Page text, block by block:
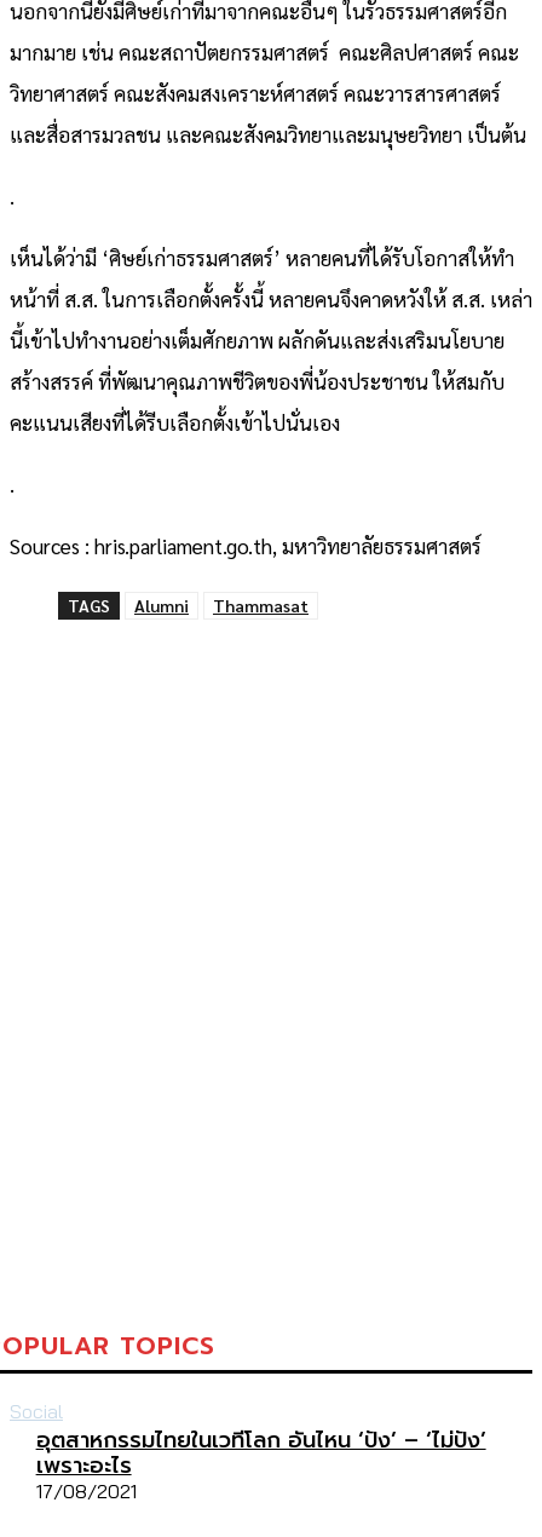
นอกจากนี้ยังมีศิษย์เก่าที่มาจากคณะอื่นๆ ในรั้วธรรมศาสตร์อีก
มากมาย เช่น คณะสถาปัตยกรรมศาสตร์ คณะศิลปศาสตร์ คณะ
วิทยาศาสตร์ คณะสังคมสงเคราะห์ศาสตร์ คณะวารสารศาสตร์
และสื่อสารมวลชน และคณะสังคมวิทยาและมนุษยวิทยา เป็นต้น
.
เห็นได้ว่ามี ‘ศิษย์เก่าธรรมศาสตร์’ หลายคนที่ได้รับโอกาสให้ทำ
หน้าที่ ส.ส. ในการเลือกตั้งครั้งนี้ หลายคนจึงคาดหวังให้ ส.ส. เหล่า
นี้เข้าไปทำงานอย่างเต็มศักยภาพ ผลักดันและส่งเสริมนโยบาย
สร้างสรรค์ ที่พัฒนาคุณภาพชีวิตของพี่น้องประชาชน ให้สมกับ
คะแนนเสียงที่ได้รีบเลือกตั้งเข้าไปนั่นเอง
.
Sources : hris.parliament.go.th, มหาวิทยาลัยธรรมศาสตร์
TAGS Alumni Thammasat
TOPICS
Social
อุตสาหกรรมไทยในเวทีโลก อันไหน ‘ปัง’ – ‘ไม่ปัง’
เพราะอะไร
17/08/2021